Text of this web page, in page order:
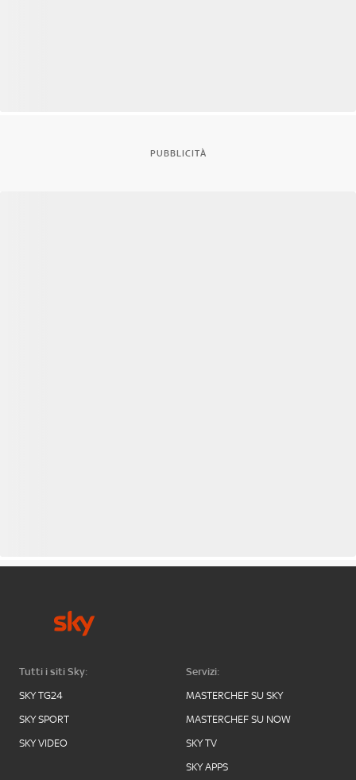
PUBBLICITÀ
Tutti i siti Sky:
SKY TG24
SKY SPORT
SKY VIDEO
Servizi:
MASTERCHEF SU SKY
MASTERCHEF SU NOW
SKY TV
SKY APPS